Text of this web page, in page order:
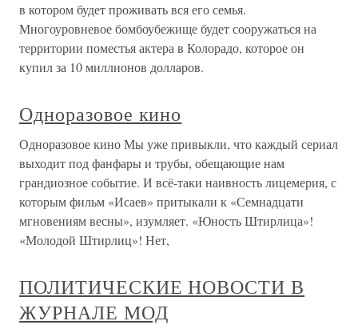
в котором будет проживать вся его семья.
Многоуровневое бомбоубежище будет сооружаться на
территории поместья актера в Колорадо, которое он
купил за 10 миллионов долларов.
Одноразовое кино
Одноразовое кино Мы уже привыкли, что каждый сериал
выходит под фанфары и трубы, обещающие нам
грандиозное событие. И всё-таки наивность лицемерия, с
которым фильм «Исаев» притыкали к «Семнадцати
мгновениям весны», изумляет. «Юность Штирлица»!
«Молодой Штирлиц»! Нет,
ПОЛИТИЧЕСКИЕ НОВОСТИ В
ЖУРНАЛЕ МОД